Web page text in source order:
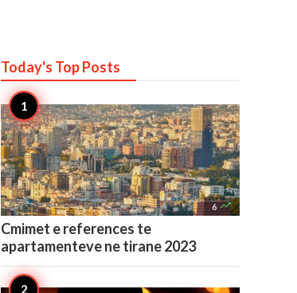
Today's TopPosts
6 
Cmimet e references te
apartamenteve ne tirane 2023